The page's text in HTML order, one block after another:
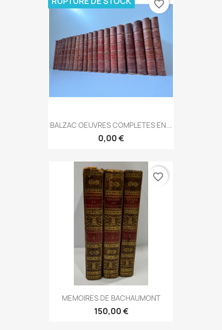
BALZAC OEUVRES COMPLETES EN...
0,00 €
favorite_border
MEMOIRES DE BACHAUMONT
150,00 €
favorite_border